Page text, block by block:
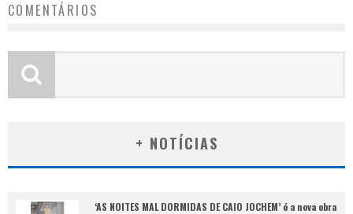
COMENTÁRIOS
+ NOTÍCIAS
‘AS NOITES MAL DORMIDAS DE CAIO JOCHEM’ é a nova obra